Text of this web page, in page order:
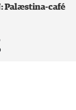
Palæstina-café